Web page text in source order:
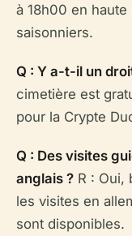
à 18h00 en
saisonniers.
Q : Y a-t-il un
cimetière est
pour la Crypte
Q : Des visites
anglais ? R : Oui,
les visites en
sont disponibles.